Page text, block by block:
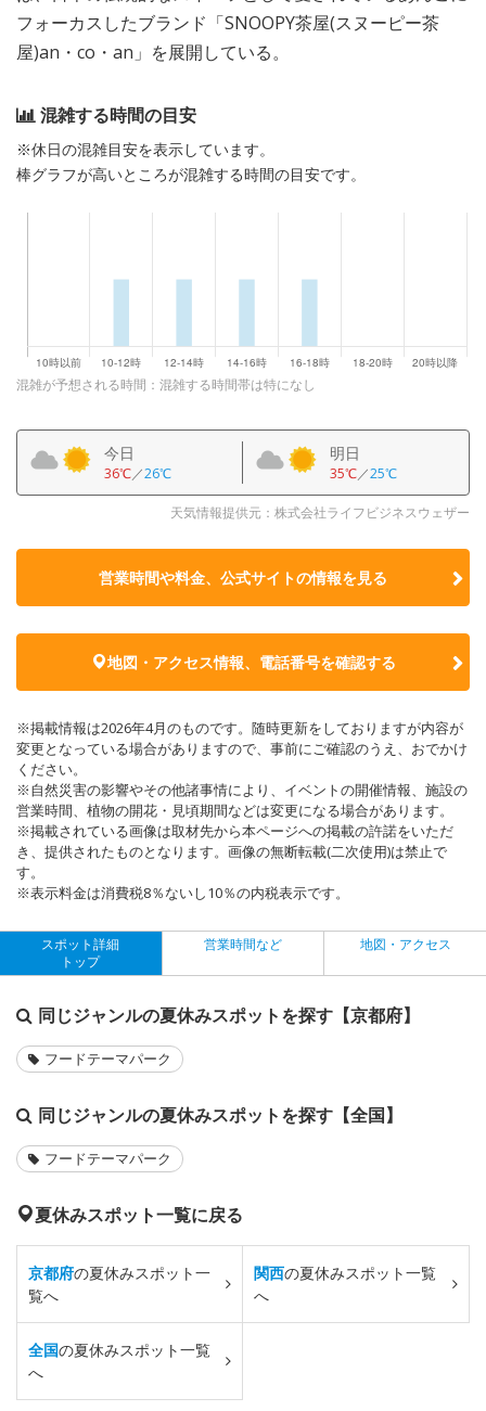
フォーカスしたブランド「SNOOPY茶屋(スヌーピー茶
屋)an・co・an」を展開している。
混雑する時間の目安
※休日の混雑目安を表示しています。
棒グラフが高いところが混雑する時間の目安です。
混雑が予想される時間：混雑する時間帯は特になし
今日
36℃／26℃
明日
35℃／25℃
天気情報提供元：株式会社ライフビジネスウェザー
営業時間や料金、公式サイトの情報を見る
地図・アクセス情報、電話番号を確認する
※掲載情報は2026年4月のものです。随時更新をしておりますが内容が
変更となっている場合がありますので、事前にご確認のうえ、おでかけ
ください。
※自然災害の影響やその他諸事情により、イベントの開催情報、施設の
営業時間、植物の開花・見頃期間などは変更になる場合があります。
※掲載されている画像は取材先から本ページへの掲載の許諾をいただ
き、提供されたものとなります。画像の無断転載(二次使用)は禁止で
す。
※表示料金は消費税8％ないし10％の内税表示です。
スポット詳細
トップ
営業時間など 地図・アクセス
同じジャンルの夏休みスポットを探す【京都府】
フードテーマパーク
同じジャンルの夏休みスポットを探す【全国】
フードテーマパーク
夏休みスポット一覧に戻る
京都府の夏休みスポット一
覧へ
関西の夏休みスポット一覧
へ
全国の夏休みスポット一覧
へ